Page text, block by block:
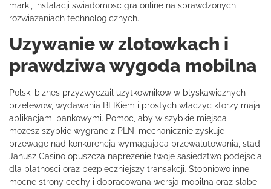
marki, instalacji swiadomosc gra online na sprawdzonych
rozwiazaniach technologicznych.
Uzywanie w zlotowkach i
prawdziwa wygoda mobilna
Polski biznes przyzwyczail uzytkownikow w blyskawicznych
przelewow, wydawania BLIKiem i prostych wlaczyc ktorzy maja
aplikacjami bankowymi. Pomoc, aby w szybkie miejsca i
mozesz szybkie wygrane z PLN, mechanicznie zyskuje
przewage nad konkurencja wymagajaca przewalutowania, stad
Janusz Casino opuszcza naprezenie twoje sasiedztwo podejscia
dla platnosci oraz bezpieczniejszy transakcji. Stopniowo inne
mocne strony cechy i dopracowana wersja mobilna oraz slabe